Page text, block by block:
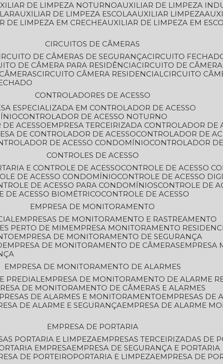
DE LIMPEZA NOTURNO
AUXILIAR DE LIMPEZA
AUXILIAR DE LIMPEZA ESCOLA AUXILIAR LIMPEZA
DE LIMPEZA EM CRECHE
AUXILIAR DE LIMPEZA EM
CIRCUITOS DE CÂMERAS
CIRCUITO DE CÂMERAS DE SEGURANÇA
CIRCUITO
DE CÂMERA PARA RESIDÊNCIA
CIRCUITO DE
CIRCUITO CÂMERA RESIDENCIAL
CIRCUITO
CONTROLADORES DE ACESSO
ESPECIALIZADA EM CONTROLADOR DE ACESSO
CONTROLADOR DE ACESSO NOTURNO
DE ACESSO
EMPRESA TERCEIRIZADA CONTROLADOR DE
DE CONTROLADOR DE ACESSO
CONTROLADOR DE
DE ACESSO CONDOMÍNIO
CONTROLADOR
CONTROLES DE ACESSO
E CONTROLE DE ACESSO
CONTROLE DE ACESSO
DE ACESSO CONDOMÍNIO
CONTROLE DE ACESSO
DE ACESSO PARA CONDOMÍNIOS
CONTROLE DE
DE ACESSO BIOMÉTRICO
CONTROLE DE ACESSO
EMPRESA DE MONITORAMENTO
EMPRESAS DE MONITORAMENTO E RASTREAMENTO
PERTO DE MIM
EMPRESA MONITORAMENTO
EMPRESA DE MONITORAMENTO DE SEGURANÇA
EMPRESA DE MONITORAMENTO DE CÂMERAS
EMPRESA DE MONITORAMENTO DE ALARMES
PREDIAL
EMPRESA DE MONITORAMENTO DE ALARME
DE MONITORAMENTO DE CÂMERAS E ALARMES
DE ALARMES E MONITORAMENTO
EMPRESAS DE
DE ALARME E SEGURANÇA
EMPRESA DE ALARME
EMPRESA DE PORTARIA
PORTARIA E LIMPEZA
EMPRESAS TERCEIRIZADAS DE
EMPRESA
EMPRESA DE SEGURANÇA E PORTARIA
DE PORTEIRO PORTARIA E LIMPEZA
EMPRESA DE